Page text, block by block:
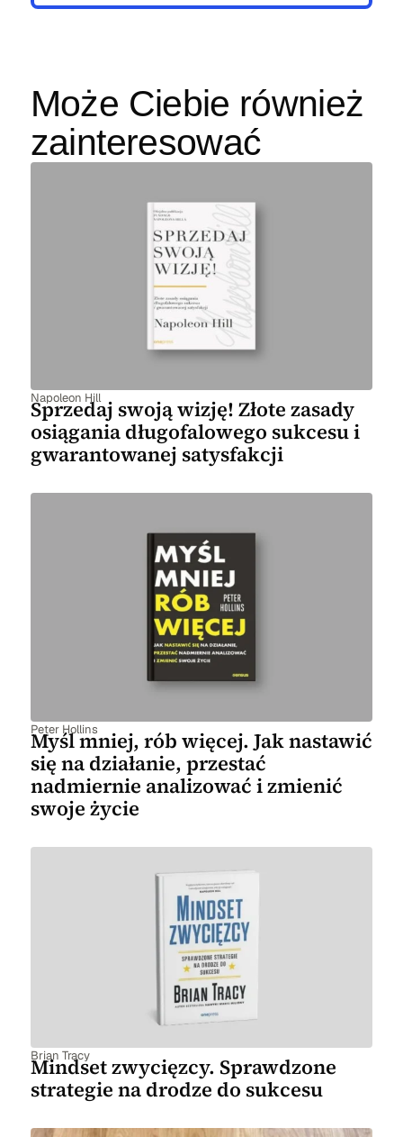
Może Ciebie również
zainteresować
Napoleon Hill
Sprzedaj swoją wizję! Złote zasady
osiągania długofalowego sukcesu i
gwarantowanej satysfakcji
Peter Hollins
Myśl mniej, rób więcej. Jak nastawić
się na działanie, przestać
nadmiernie analizować i zmienić
swoje życie
Brian Tracy
Mindset zwycięzcy. Sprawdzone
strategie na drodze do sukcesu